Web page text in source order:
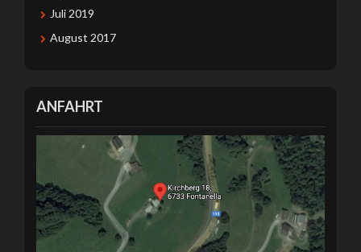
Juli 2019
August 2017
ANFAHRT